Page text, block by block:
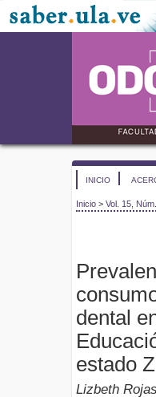
INICIO
Inicio > Vol. 15,
dental
estado
Lizbeth